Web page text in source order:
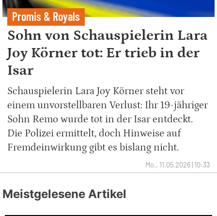
Promis & Royals
Sohn von Schauspielerin Lara
Joy Körner tot: Er trieb in der
Isar
Schauspielerin Lara Joy Körner steht vor
einem unvorstellbaren Verlust: Ihr 19-jähriger
Sohn Remo wurde tot in der Isar entdeckt.
Die Polizei ermittelt, doch Hinweise auf
Fremdeinwirkung gibt es bislang nicht.
Mo., 11.05.2026 | 10:33
Meistgelesene Artikel